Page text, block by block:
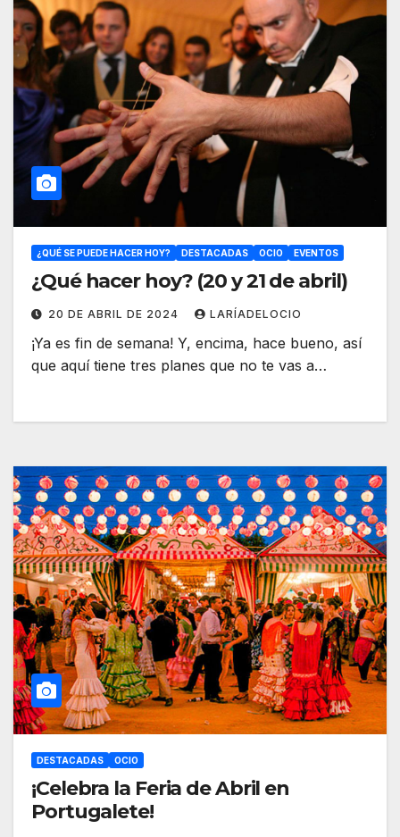
¿QUÉ SE PUEDE HACER HOY? DESTACADAS OCIO EVENTOS
¿Qué hacer hoy? (20 y 21 de abril)
20 DE ABRIL DE 2024 LARÍADELOCIO
¡Ya es fin de semana! Y, encima, hace bueno, así
que aquí tiene tres planes que no te vas a…
DESTACADAS OCIO
¡Celebra la Feria de Abril en
Portugalete!